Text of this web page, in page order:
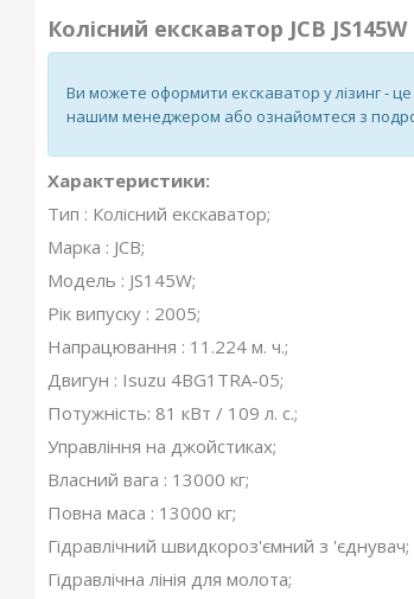
Колісний екскаватор JCB JS145W
Ви можете оформити екскаватор у лізинг - це
нашим менеджером або ознайомтеся з
Характеристики:
Тип : Колісний екскаватор;
Марка : JCB;
Модель : JS145W;
Рік випуску : 2005;
Напрацювання : 11.224 м. ч.;
Двигун : Isuzu 4BG1TRA-05;
Потужність: 81 кВт / 109 л. с.;
Управління на джойстиках;
Власний вага : 13000 кг;
Повна маса : 13000 кг;
Гідравлічний швидкороз'ємний з 'єднувач;
Гідравлічна лінія для молота;